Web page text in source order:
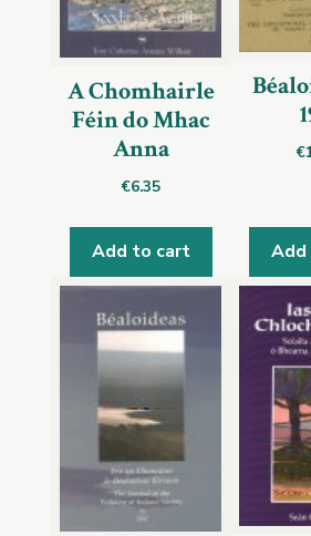
A Chomhairle
Féin do Mhac
Anna
€6.35
Add to cart
€